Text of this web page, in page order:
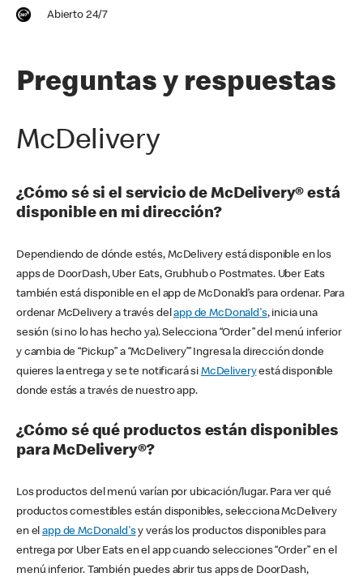
Abierto 24/7
Preguntas y respuestas
McDelivery
¿Cómo sé si el servicio de McDelivery® está
disponible en mi dirección?
Dependiendo de dónde estés, McDelivery está disponible en los
apps de DoorDash, Uber Eats, Grubhub o Postmates. Uber Eats
también está disponible en el app de McDonald’s para ordenar. Para
ordenar McDelivery a través delapp de McDonald's, inicia una
sesión (si no lo has hecho ya). Selecciona “Order” del menú inferior
y cambia de “Pickup” a “McDelivery’” Ingresa la dirección donde
quieres la entrega y se te notificará si McDeliveryestá disponible
donde estás a través de nuestro app.
¿Cómo sé qué productos están disponibles
para McDelivery®?
Los productos del menú varían por ubicación/lugar. Para ver qué
productos comestibles están disponibles, selecciona McDelivery
en elapp de McDonald'sy verás los productos disponibles para
entrega por Uber Eats en el app cuando selecciones “Order” en el
menú inferior. También puedes abrir tus apps de DoorDash,